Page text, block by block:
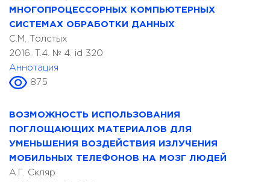
МНОГОПРОЦЕССОРНЫХ КОМПЬЮТЕРНЫХ
СИСТЕМАХ ОБРАБОТКИ ДАННЫХ
С.М. Толстых
2016. T.4. № 4. id 320
Аннотация
875
ВОЗМОЖНОСТЬ ИСПОЛЬЗОВАНИЯ
ПОГЛОЩАЮЩИХ МАТЕРИАЛОВ ДЛЯ
УМЕНЬШЕНИЯ ВОЗДЕЙСТВИЯ ИЗЛУЧЕНИЯ
МОБИЛЬНЫХ ТЕЛЕФОНОВ НА МОЗГ ЛЮДЕЙ
А.Г. Скляр